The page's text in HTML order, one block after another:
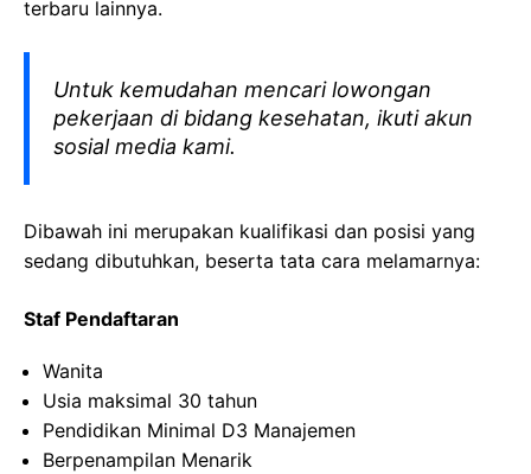
terbaru lainnya.
Untuk kemudahan mencari lowongan
pekerjaan di bidang kesehatan, ikuti akun
sosial media kami.
Dibawah ini merupakan kualifikasi dan posisi yang
sedang dibutuhkan, beserta tata cara melamarnya:
Staf Pendaftaran
Wanita
Usia maksimal 30 tahun
Pendidikan Minimal D3 Manajemen
Berpenampilan Menarik